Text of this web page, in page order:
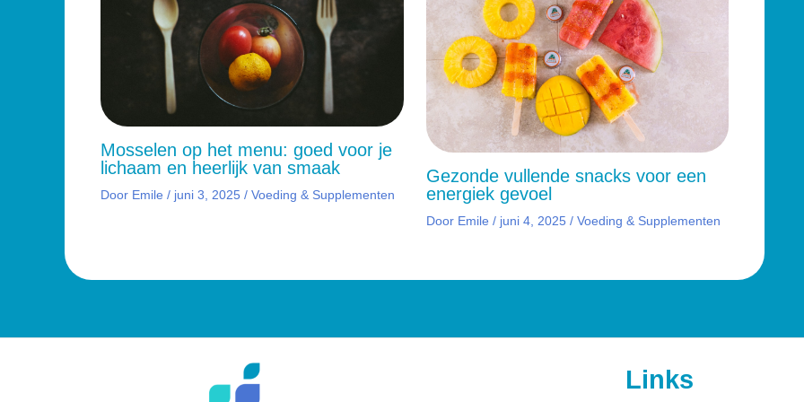
Mosselen op het menu: goed voor je
lichaam en heerlijk van smaak
Door Emile / juni 3, 2025 / Voeding & Supplementen
Gezonde vullende snacks voor een
energiek gevoel
Door Emile / juni 4, 2025 / Voeding & Supplementen
Links